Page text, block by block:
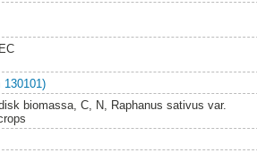
biomassa, C, N, Raphanus sativus var.